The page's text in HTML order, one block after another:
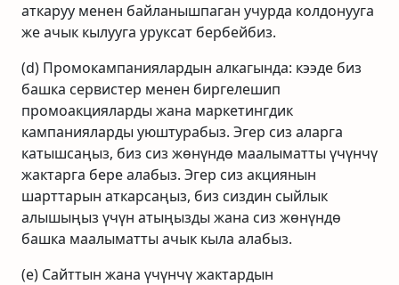
аткаруу менен байланышпаган учурда колдонууга
же ачык кылууга уруксат бербейбиз.
(d) Промокампаниялардын алкагында: кээде биз
башка сервистер менен биргелешип
промоакцияларды жана маркетингдик
кампанияларды уюштурабыз. Эгер сиз аларга
катышсаңыз, биз сиз жөнүндө маалыматты үчүнчү
жактарга бере алабыз. Эгер сиз акциянын
шарттарын аткарсаңыз, биз сиздин сыйлык
алышыңыз үчүн атыңызды жана сиз жөнүндө
башка маалыматты ачык кыла алабыз.
(e) Сайттын жана үчүнчү жактардын